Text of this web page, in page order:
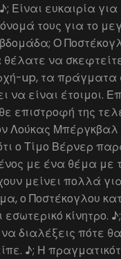
Είναι ευκαιρία
τους για το
Ο
θέλατε να
up, τα πράγματα
να είναι έτοιμοι.
επιστροφή της
Λούκας Μπέργκβαλ
ο Τίμο Βέρνερ
με ένα θέμα με
μείνει πολλά
ο Ποστέκογλου
κίνητρο.
διαλέξεις πότε
♪; Η